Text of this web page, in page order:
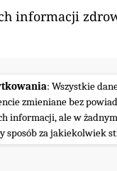
informacji
: Wszystkie
zmieniane bez
informacji, ale w
sposób za jakiekolwiek